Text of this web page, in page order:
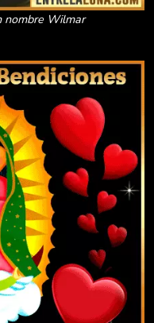
nombre Wilmar